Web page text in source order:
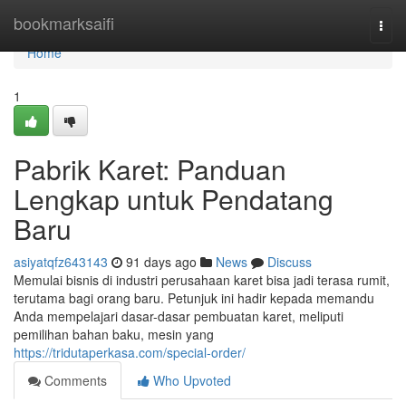
bookmarksaifi
Home
Home
1
Pabrik Karet: Panduan
Lengkap untuk Pendatang
Baru
asiyatqfz643143 91 days ago News
Discuss
Memulai bisnis di industri perusahaan karet bisa jadi terasa rumit,
terutama bagi orang baru. Petunjuk ini hadir kepada memandu
Anda mempelajari dasar-dasar pembuatan karet, meliputi
pemilihan bahan baku, mesin yang
https://tridutaperkasa.com/special-order/
Comments
Who Upvoted